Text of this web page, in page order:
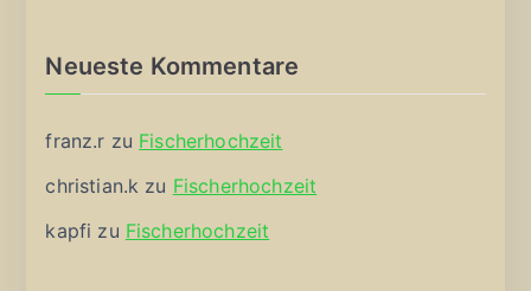
Neueste Kommentare
franz.r zu Fischerhochzeit
christian.k zu Fischerhochzeit
kapfi zu Fischerhochzeit